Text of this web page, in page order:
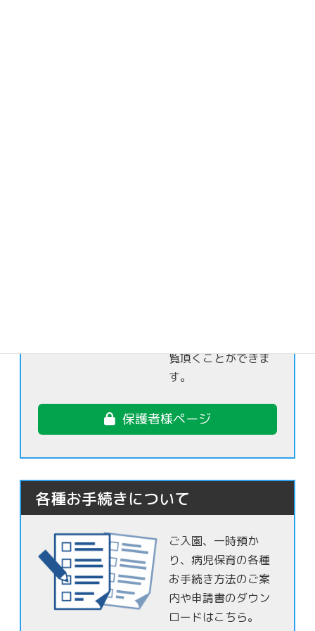
覧頂くことができま
す。
保護者様ページ
各種お手続きについて
ご入園、一時預か
り、病児保育の各種
お手続き方法のご案
内や申請書のダウン
ロードはこちら。